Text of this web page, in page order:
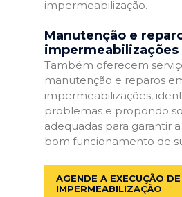
impermeabilização.
Manutenção e
impermeabilizações
Também oferecem
manutenção e reparos
impermeabilizações,
problemas e propondo
adequadas para garantir
bom funcionamento de
AGENDE A EXECUÇÃO
IMPERMEABILIZAÇÃO